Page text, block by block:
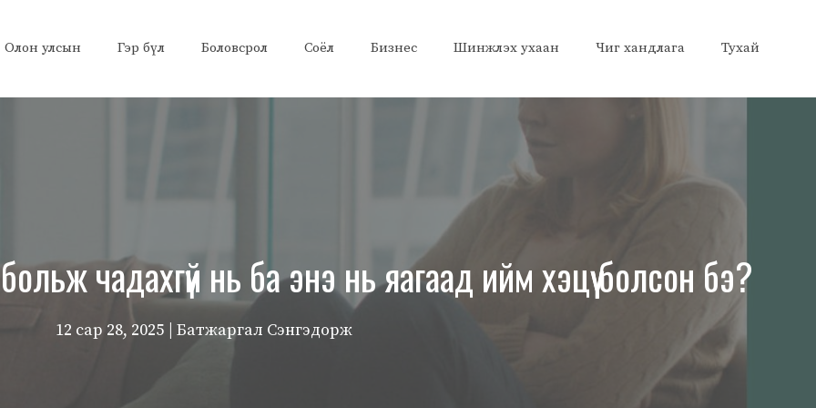
Олон улсын Гэр бүл Боловсрол Соёл Бизнес Шинжлэх ухаан Чиг хандлага Тухай
чадахгүй нь ба энэ нь яагаад ийм хэцүү болсон бэ?
12 сар 28, 2025 | Батжаргал Сэнгэдорж